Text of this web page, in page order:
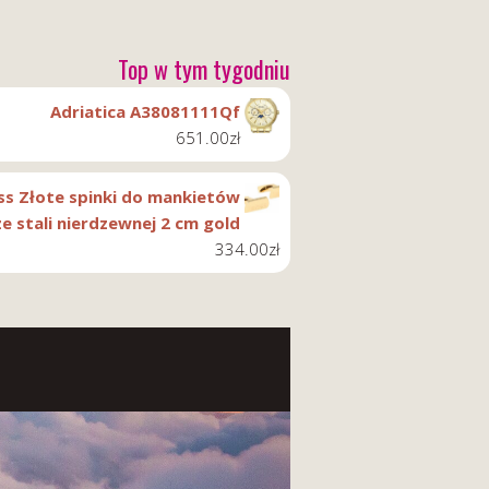
Top w tym tygodniu
Adriatica A38081111Qf
651.00zł
Złote spinki do mankietów
stali nierdzewnej 2 cm gold
334.00zł